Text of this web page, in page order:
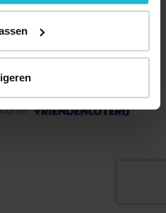
Forten Nederland
de